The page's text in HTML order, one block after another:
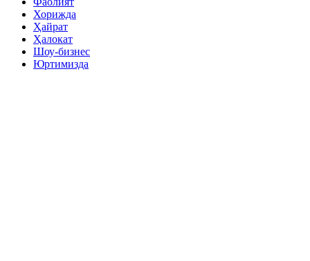
Хорижда
Ҳайрат
Ҳалокат
Шоу-бизнес
Юртимизда